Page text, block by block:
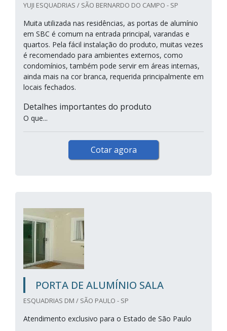
YUJI ESQUADRIAS / SÃO BERNARDO DO CAMPO - SP
Muita utilizada nas residências, as portas de alumínio
em SBC é comum na entrada principal, varandas e
quartos. Pela fácil instalação do produto, muitas vezes
é recomendado para ambientes externos, como
condomínios, também pode servir em áreas internas,
ainda mais na cor branca, requerida principalmente em
locais fechados.
Detalhes importantes do produto
O que...
Cotar agora
PORTA DE ALUMÍNIO SALA
ESQUADRIAS DM / SÃO PAULO - SP
Atendimento exclusivo para o Estado de São Paulo